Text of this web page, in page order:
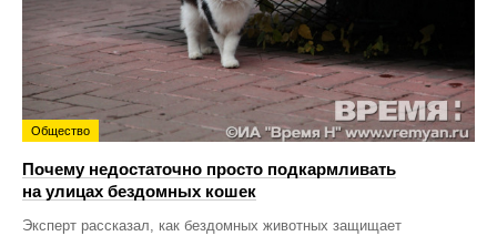
Общество
Почему недостаточно просто подкармливать
на улицах бездомных кошек
Эксперт рассказал, как бездомных животных защищает